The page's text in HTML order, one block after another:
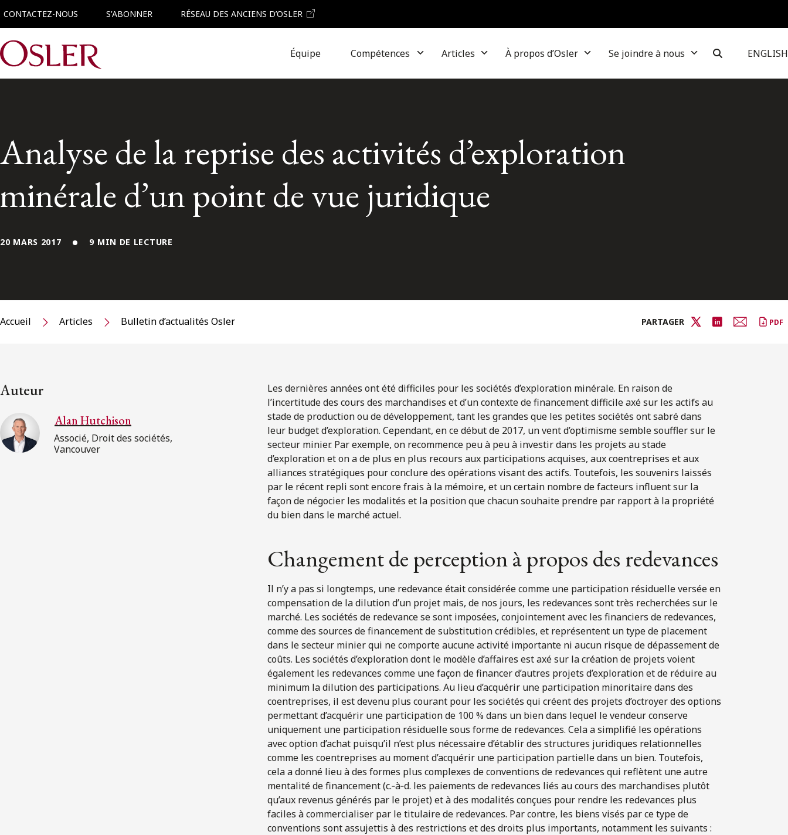
CONTACTEZ-NOUS S'ABONNER RÉSEAU DES ANCIENS D’OSLER
Main Navigation Équipe Compétences Articles À propos d’Osler Se joindre à nous ENGLISH
Analyse de la reprise des activités d’exploration
minérale d’un point de vue juridique
20 MARS 2017 9 MIN DE LECTURE
Accueil Articles Bulletin d’actualités Osler PARTAGER PDF
Auteur
Alan Hutchison
Associé, Droit des sociétés,
Vancouver
Les dernières années ont été difficiles pour les sociétés d’exploration minérale. En raison de
l’incertitude des cours des marchandises et d’un contexte de financement difficile axé sur les actifs au
stade de production ou de développement, tant les grandes que les petites sociétés ont sabré dans
leur budget d’exploration. Cependant, en ce début de 2017, un vent d’optimisme semble souffler sur le
secteur minier. Par exemple, on recommence peu à peu à investir dans les projets au stade
d’exploration et on a de plus en plus recours aux participations acquises, aux coentreprises et aux
alliances stratégiques pour conclure des opérations visant des actifs. Toutefois, les souvenirs laissés
par le récent repli sont encore frais à la mémoire, et un certain nombre de facteurs influent sur la
façon de négocier les modalités et la position que chacun souhaite prendre par rapport à la propriété
du bien dans le marché actuel.
Changement de perception à propos des redevances
Il n’y a pas si longtemps, une redevance était considérée comme une participation résiduelle versée en
compensation de la dilution d’un projet mais, de nos jours, les redevances sont très recherchées sur le
marché. Les sociétés de redevance se sont imposées, conjointement avec les financiers de redevances,
comme des sources de financement de substitution crédibles, et représentent un type de placement
dans le secteur minier qui ne comporte aucune activité importante ni aucun risque de dépassement de
coûts. Les sociétés d’exploration dont le modèle d’affaires est axé sur la création de projets voient
également les redevances comme une façon de financer d’autres projets d’exploration et de réduire au
minimum la dilution des participations. Au lieu d’acquérir une participation minoritaire dans des
coentreprises, il est devenu plus courant pour les sociétés qui créent des projets d’octroyer des options
permettant d’acquérir une participation de 100 % dans un bien dans lequel le vendeur conserve
uniquement une participation résiduelle sous forme de redevances. Cela a simplifié les opérations
avec option d’achat puisqu’il n’est plus nécessaire d’établir des structures juridiques relationnelles
comme les coentreprises au moment d’acquérir une participation partielle dans un bien. Toutefois,
cela a donné lieu à des formes plus complexes de conventions de redevances qui reflètent une autre
mentalité de financement (c.‑à‑d. les paiements de redevances liés au cours des marchandises plutôt
qu’aux revenus générés par le projet) et à des modalités conçues pour rendre les redevances plus
faciles à commercialiser par le titulaire de redevances. Par contre, les biens visés par ce type de
conventions sont assujettis à des restrictions et des droits plus importants, notamment les suivants :